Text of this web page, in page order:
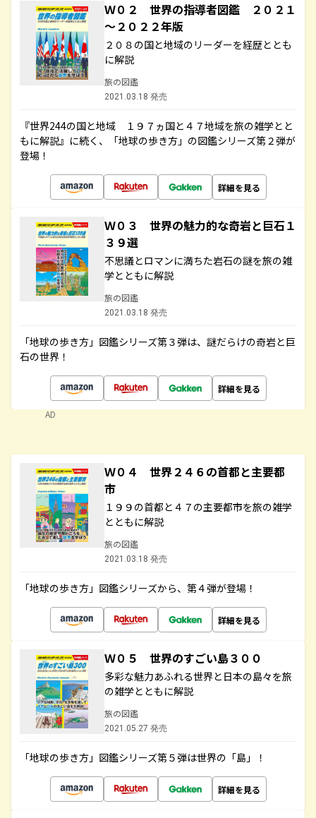
Ｗ０２ 世界の指導者図鑑 ２０２１
～２０２２年版
２０８の国と地域のリーダーを経歴ととも
に解説
旅の図鑑
2021.03.18 発売
『世界244の国と地域 １９７ヵ国と４７地域を旅の雑学とと
もに解説』に続く、「地球の歩き方」の図鑑シリーズ第２弾が
登場！
詳細を見る
Ｗ０３ 世界の魅力的な奇岩と巨石１
３９選
不思議とロマンに満ちた岩石の謎を旅の雑
学とともに解説
旅の図鑑
2021.03.18 発売
「地球の歩き方」図鑑シリーズ第３弾は、謎だらけの奇岩と巨
石の世界！
詳細を見る
AD
Ｗ０４ 世界２４６の首都と主要都
市
１９９の首都と４７の主要都市を旅の雑学
とともに解説
旅の図鑑
2021.03.18 発売
「地球の歩き方」図鑑シリーズから、第４弾が登場！
詳細を見る
Ｗ０５ 世界のすごい島３００
多彩な魅力あふれる世界と日本の島々を旅
の雑学とともに解説
旅の図鑑
2021.05.27 発売
「地球の歩き方」図鑑シリーズ第５弾は世界の「島」！
詳細を見る